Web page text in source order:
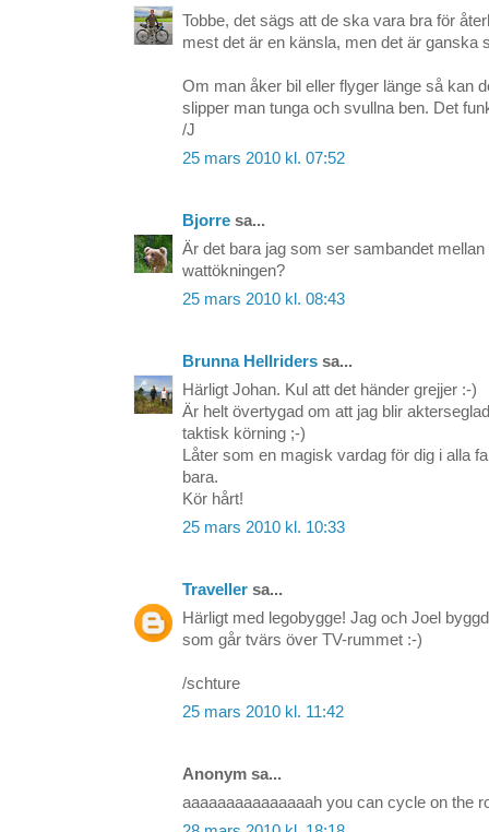
Tobbe, det sägs att de ska vara bra för
mest det är en känsla, men det är ganska
Om man åker bil eller flyger länge så kan
slipper man tunga och svullna ben. Det
/J
25 mars 2010 kl. 07:52
Bjorre sa...
Är det bara jag som ser sambandet
wattökningen?
25 mars 2010 kl. 08:43
Brunna Hellriders sa...
Härligt Johan. Kul att det händer grejjer :-)
Är helt övertygad om att jag blir
taktisk körning ;-)
Låter som en magisk vardag för dig i alla
bara.
Kör hårt!
25 mars 2010 kl. 10:33
Traveller sa...
Härligt med legobygge! Jag och Joel
som går tvärs över TV-rummet :-)
/schture
25 mars 2010 kl. 11:42
Anonym sa...
aaaaaaaaaaaaaaah you can cycle on the